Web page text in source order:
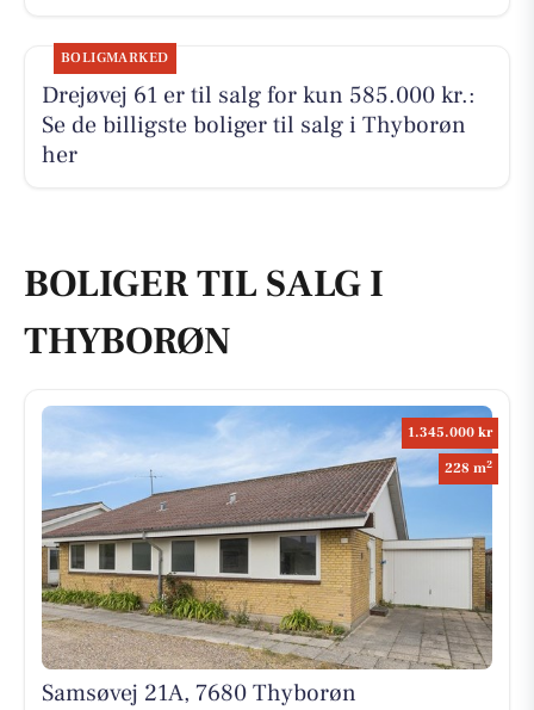
BOLIGMARKED
Drejøvej 61 er til salg for kun 585.000 kr.:
Se de billigste boliger til salg i Thyborøn
her
BOLIGER TIL SALG I
THYBORØN
1.345.000 kr
228 m2
Samsøvej 21A, 7680 Thyborøn